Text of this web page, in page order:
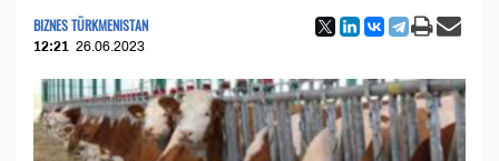
BIZNES TÜRKMENISTAN
12:21 26.06.2023